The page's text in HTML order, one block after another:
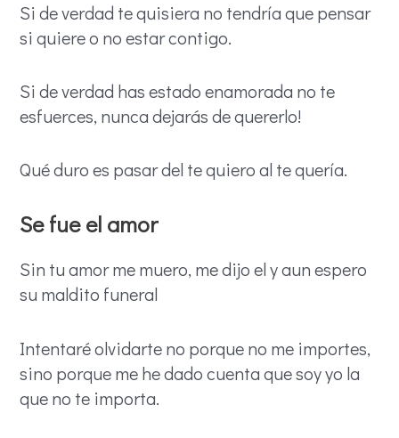
Si de verdad te quisiera no tendría que pensar
si quiere o no estar contigo.
Si de verdad has estado enamorada no te
esfuerces, nunca dejarás de quererlo!
Qué duro es pasar del te quiero al te quería.
Se fue el amor
Sin tu amor me muero, me dijo el y aun espero
su maldito funeral
Intentaré olvidarte no porque no me importes,
sino porque me he dado cuenta que soy yo la
que no te importa.